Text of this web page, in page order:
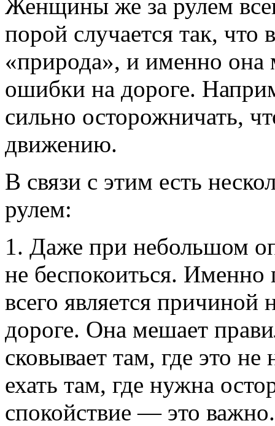
Женщины же за рулем
порой случается так, что
«природа», и именно она
ошибки на дороге.
сильно осторожничать,
движению.
В связи с этим есть
рулем:
1. Даже при небольшом
не беспокоиться.
всего является
дороге. Она мешает
сковывает там, где это
ехать там, где нужна
спокойствие — это важно.